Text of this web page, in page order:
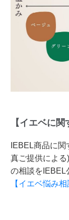
【イエベに
IEBEL商品に
真ご提供によ
の相談を
【イエベ悩み